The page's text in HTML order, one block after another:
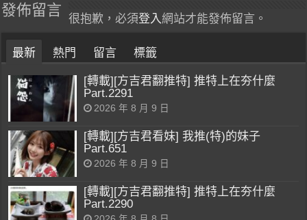
發佈留言
很抱歉，必須登入 網站才能發佈留言。
最新 熱門 留言 標籤
[轉載][方吉君翻推特] 推特上在夯什麼
Part.2291
2026 年 8 月 9 日
[轉載][方吉君看妹] 我推(特)的妹子
Part.651
2026 年 8 月 9 日
[轉載][方吉君翻推特] 推特上在夯什麼
Part.2290